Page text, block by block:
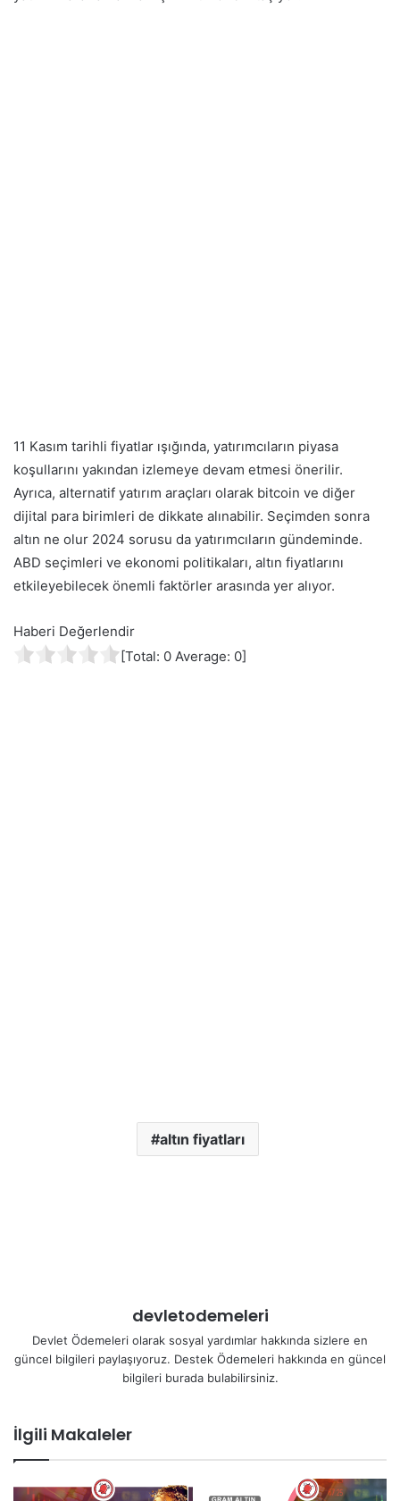
11 Kasım tarihli fiyatlar ışığında, yatırımcıların piyasa
koşullarını yakından izlemeye devam etmesi önerilir.
Ayrıca, alternatif yatırım araçları olarak bitcoin ve diğer
dijital para birimleri de dikkate alınabilir. Seçimden sonra
altın ne olur 2024 sorusu da yatırımcıların gündeminde.
ABD seçimleri ve ekonomi politikaları, altın fiyatlarını
etkileyebilecek önemli faktörler arasında yer alıyor.
Haberi Değerlendir
[Total: 0 Average: 0]
altın fiyatları
devletodemeleri
Devlet Ödemeleri olarak sosyal yardımlar hakkında sizlere en
güncel bilgileri paylaşıyoruz. Destek Ödemeleri hakkında en güncel
bilgileri burada bulabilirsiniz.
İlgili Makaleler